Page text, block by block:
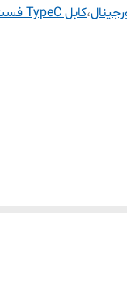
،کابل TypeC فست شارژ